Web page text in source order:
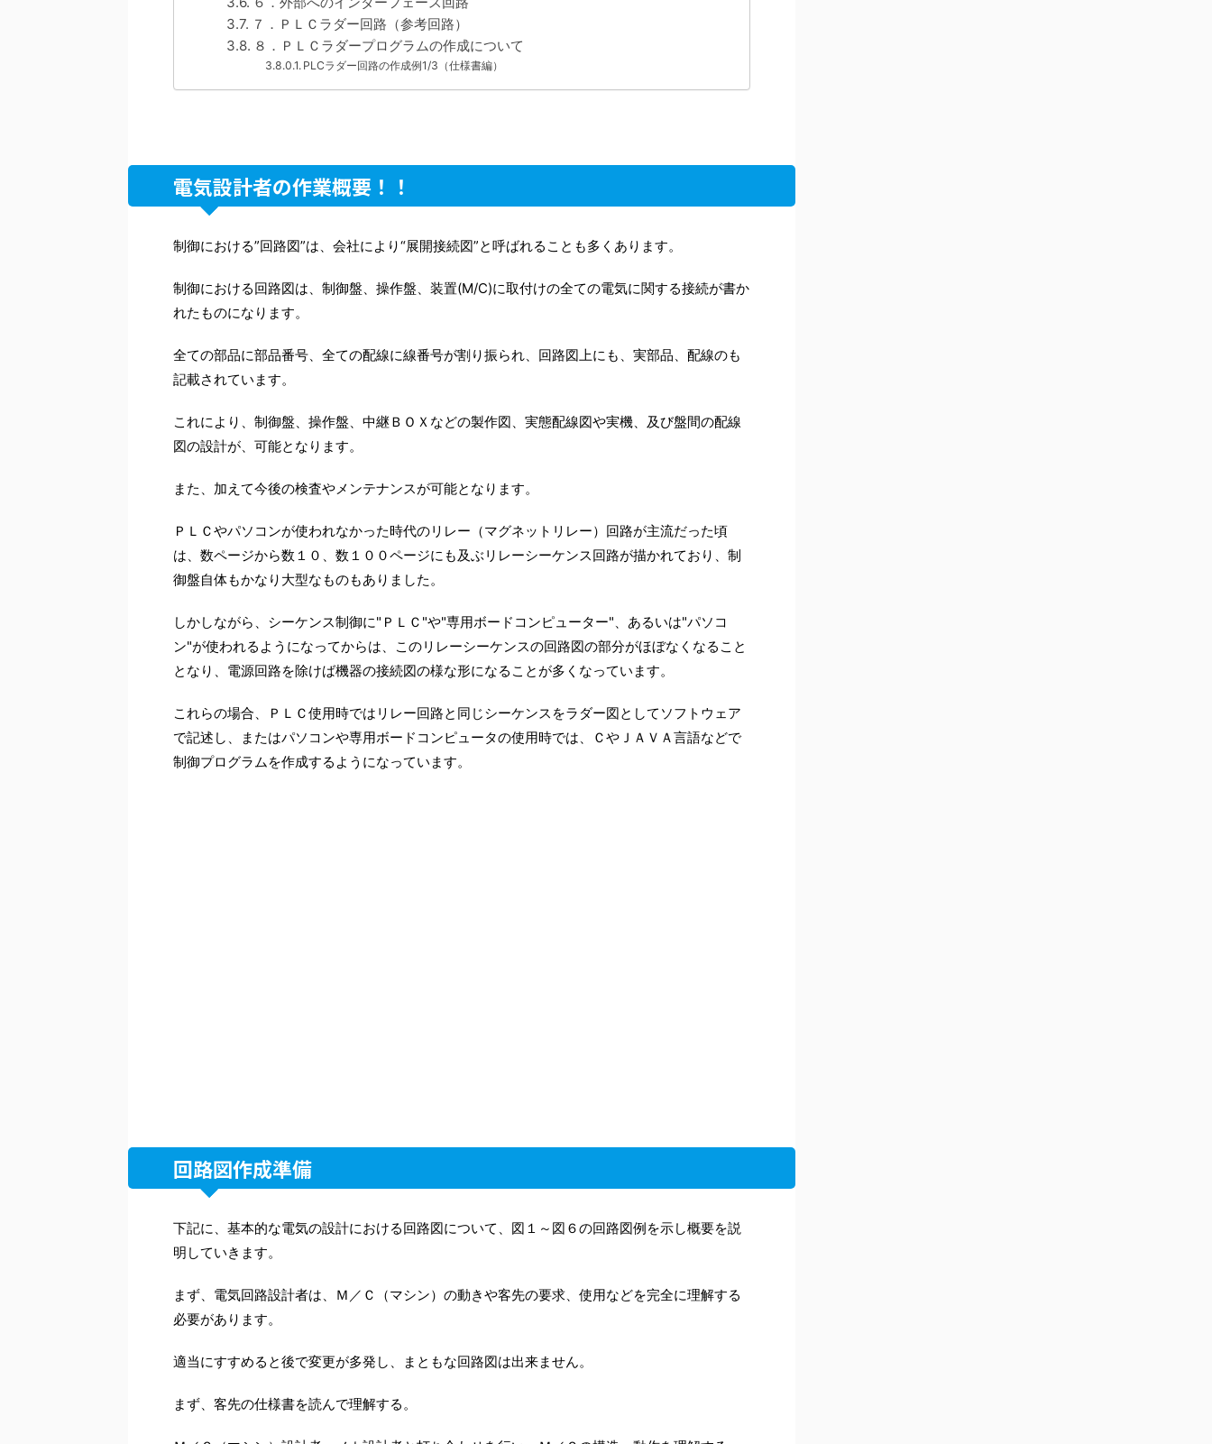
７．ＰＬＣラダー回路（参考回路）
８．ＰＬＣラダープログラムの作成について
PLCラダー回路の作成例1/3（仕様書編）
電気設計者の作業概要！！
制御における”回路図”は、会社により“展開接続図”と呼ばれることも多くあります。
制御における回路図は、制御盤、操作盤、装置(M/C)に取付けの全ての電気に関する接続が書か
れたものになります。
全ての部品に部品番号、全ての配線に線番号が割り振られ、回路図上にも、実部品、配線のも
記載されています。
これにより、制御盤、操作盤、中継ＢＯＸなどの製作図、実態配線図や実機、及び盤間の配線
図の設計が、可能となります。
また、加えて今後の検査やメンテナンスが可能となります。
ＰＬＣやパソコンが使われなかった時代のリレー（マグネットリレー）回路が主流だった頃
は、数ページから数１０、数１００ページにも及ぶリレーシーケンス回路が描かれており、制
御盤自体もかなり大型なものもありました。
しかしながら、シーケンス制御に"ＰＬＣ"や"専用ボードコンピューター"、あるいは"パソコ
ン"が使われるようになってからは、このリレーシーケンスの回路図の部分がほぼなくなること
となり、電源回路を除けば機器の接続図の様な形になることが多くなっています。
これらの場合、ＰＬＣ使用時ではリレー回路と同じシーケンスをラダー図としてソフトウェア
で記述し、またはパソコンや専用ボードコンピュータの使用時では、ＣやＪＡＶＡ言語などで
制御プログラムを作成するようになっています。
回路図作成準備
下記に、基本的な電気の設計における回路図について、図１～図６の回路図例を示し概要を説
明していきます。
まず、電気回路設計者は、Ｍ／Ｃ（マシン）の動きや客先の要求、使用などを完全に理解する
必要があります。
適当にすすめると後で変更が多発し、まともな回路図は出来ません。
まず、客先の仕様書を読んで理解する。